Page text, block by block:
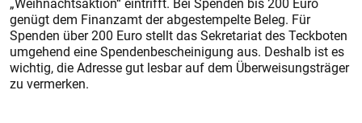
genügt dem Finanzamt der abgestempelte Beleg. Für
Spenden über 200 Euro stellt das Sekretariat des Teckboten
umgehend eine Spendenbescheinigung aus. Deshalb ist es
wichtig, die Adresse gut lesbar auf dem Überweisungsträger
zu vermerken.